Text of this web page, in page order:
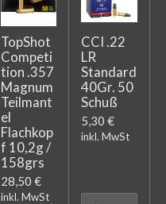
TopShot
Competi
tion .357
Magnum
Teilmant
el
Flachkop
f 10,2g /
158grs
28,50 €
inkl. MwSt
CCI .22
LR
Standard
40Gr. 50
Schuß
5,30 €
inkl. MwSt